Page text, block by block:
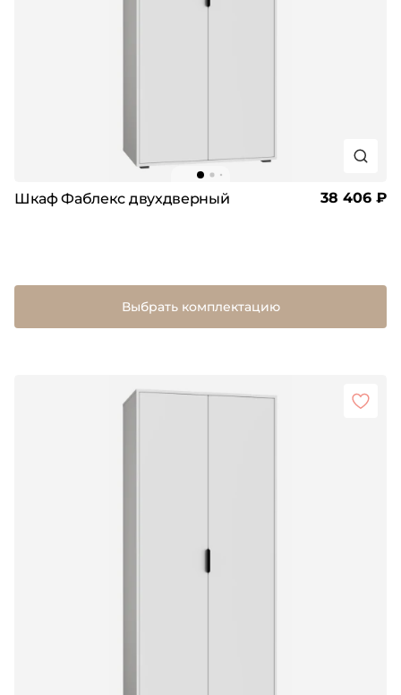
Шкаф Фаблекс двухдверный 38 406 ₽
Выбрать комплектацию